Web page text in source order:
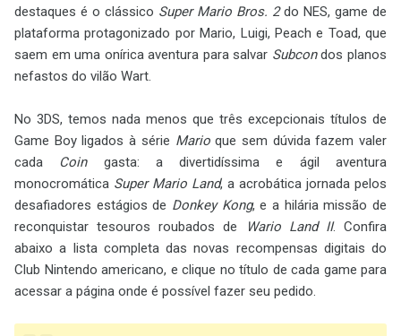
destaques é o clássico Super Mario Bros. 2do NES, game de
plataforma protagonizado por Mario, Luigi, Peach e Toad, que
saem em uma onírica aventura para salvar Subcondos planos
nefastos do vilão Wart.
No 3DS, temos nada menos que três excepcionais títulos de
Game Boy ligados à série Marioque sem dúvida fazem valer
cada Coingasta: a divertidíssima e ágil aventura
monocromática Super Mario Land, a acrobática jornada pelos
desafiadores estágios de Donkey Kong, e a hilária missão de
reconquistar tesouros roubados de
Wario Land II. Confira
abaixo a lista completa das novas recompensas digitais do
Club Nintendo americano, e clique no título de cada game para
acessar a página onde é possível fazer seu pedido.